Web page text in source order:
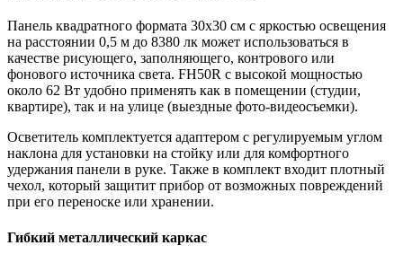
Панель квадратного формата 30х30 см с яркостью освещения
на расстоянии 0,5 м до 8380 лк может использоваться в
качестве рисующего, заполняющего, контрового или
фонового источника света. FH50R с высокой мощностью
около 62 Вт удобно применять как в помещении (студии,
квартире), так и на улице (выездные фото-видеосъемки).
Осветитель комплектуется адаптером с регулируемым углом
наклона для установки на стойку или для комфортного
удержания панели в руке. Также в комплект входит плотный
чехол, который защитит прибор от возможных повреждений
при его переноске или хранении.
Гибкий металлический каркас